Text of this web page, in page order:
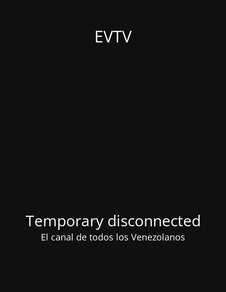
EVTV
Temporary disconnected
El canal de todos los Venezolanos